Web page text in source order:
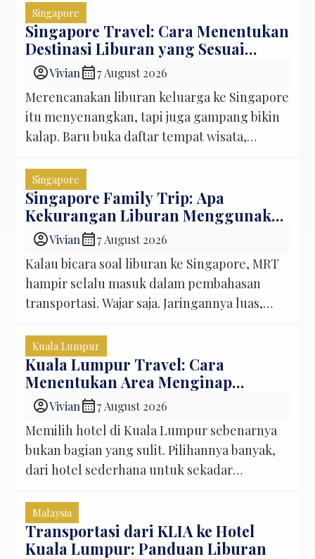
lebih nyaman dengan hotel strategis,
beberapa atraksi berbayar, dan transportasi
yang lebih fleksibel, juga bisa. Jadi, daripada
mencari satu angka yang dianggap berlaku
untuk semua orang, lebih baik kita hitung
satu per […]
Singapore
Singapore Travel: Cara Menentukan
Destinasi Liburan yang Sesuai
Anggaran
account_circleViviancalendar_month7 August 2026
Merencanakan liburan keluarga ke Singapore
itu menyenangkan, tapi juga gampang bikin
kalap. Baru buka daftar tempat wisata,
Anak ingin ke Universal Studios Singapore.
Orang tua ingin foto di Merlion Park. Ada
Gardens by the Bay yang sayang dilewatkan,
Sentosa yang punya banyak pilihan aktivitas,
belum lagi Jewel Changi Airport […]
Singapore
Singapore Family Trip: Apa
Kekurangan Liburan Menggunakan
MRT?
account_circleViviancalendar_month7 August 2026
Kalau bicara soal liburan ke Singapore, MRT
hampir selalu masuk dalam pembahasan
transportasi. Wajar saja. Jaringannya luas,
untuk wisatawan yang ingin berpindah dari
satu tempat ke tempat lain, MRT memang
sangat membantu. Tapi ada satu hal yang
kadang baru terasa setelah liburan benar-
benar dimulai. Naik MRT saat pergi berdua
[…]
Kuala Lumpur
Kuala Lumpur Travel: Cara
Menentukan Area Menginap
Terbaik
account_circleViviancalendar_month7 August 2026
Memilih hotel di Kuala Lumpur sebenarnya
bukan bagian yang sulit. Pilihannya banyak,
dari hotel sederhana untuk sekadar
pemandangan langsung ke Petronas Twin
Towers. Yang sering bikin bingung justru
satu hal: Sebaiknya menginap di area mana?
Malaysia
Transportasi dari KLIA ke Hotel
Kuala Lumpur: Panduan Liburan